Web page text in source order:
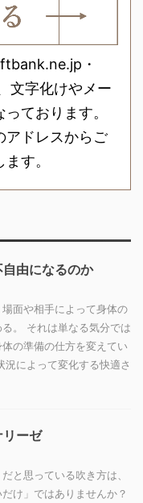
・
文字化けやメー
ております。
アドレスからご
す。
由になるのか
面や相手によって身体の
。 それは単なる気分では
の準備の仕方を変えてい
況によって変化する快適さ
ーゼ
と思っている吹き方は、
け」ではありませんか？